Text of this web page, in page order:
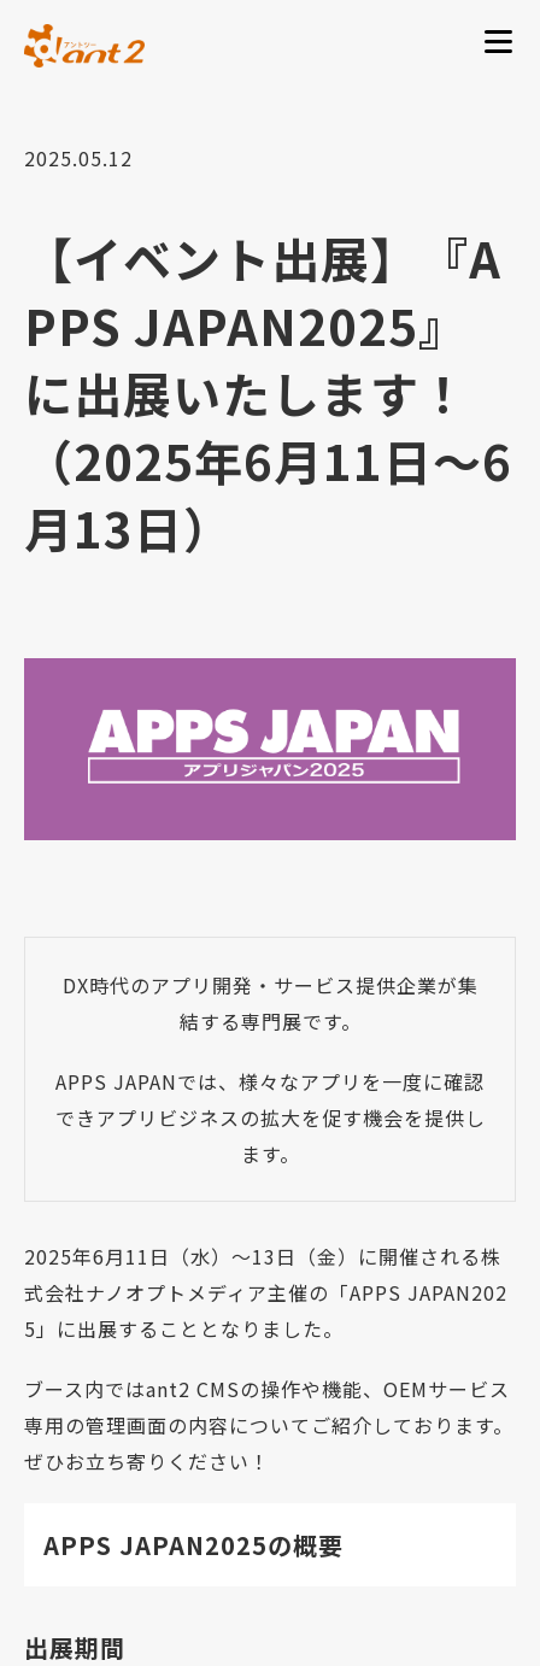
2025.05.12
【イベント出展】『A
PPS JAPAN2025』
に出展いたします！
（2025年6月11日～6
月13日）
DX時代のアプリ開発・サービス提供企業が集
結する専門展です。
APPS JAPANでは、様々なアプリを一度に確認
できアプリビジネスの拡大を促す機会を提供し
ます。
2025年6月11日（水）～13日（金）に開催される株
式会社ナノオプトメディア主催の「APPS JAPAN202
5」に出展することとなりました。
ブース内ではant2 CMSの操作や機能、OEMサービス
専用の管理画面の内容についてご紹介しております。
ぜひお立ち寄りください！
APPS JAPAN2025の概要
出展期間